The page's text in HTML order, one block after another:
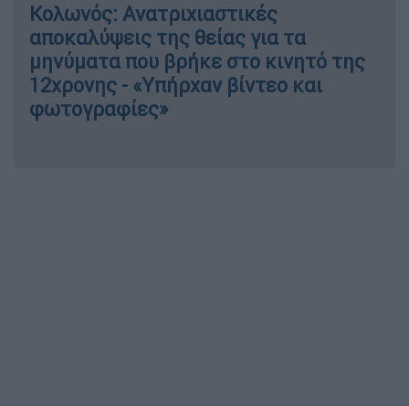
Κολωνός: Ανατριχιαστικές
αποκαλύψεις της θείας για τα
μηνύματα που βρήκε στο κινητό της
12χρονης - «Υπήρχαν βίντεο και
φωτογραφίες»